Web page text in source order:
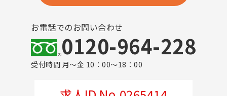
お電話でのお問い合わせ
0120-964-228
受付時間 月～金 10：00～18：00